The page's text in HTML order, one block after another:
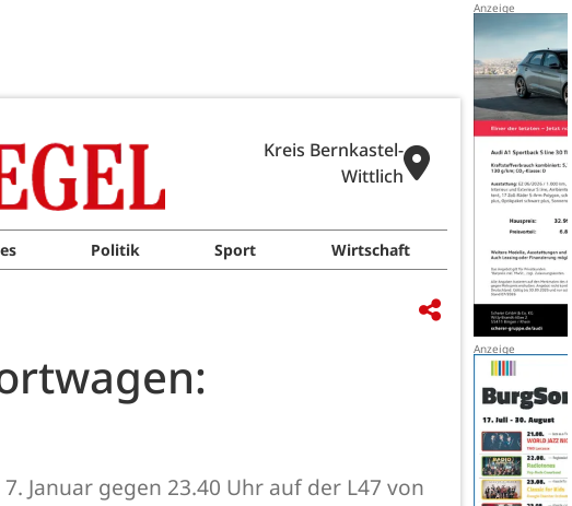
Kreis Bernkastel-
Wittlich
Politik Sport Wirtschaft
Januar gegen 23.40 Uhr auf der L47 von